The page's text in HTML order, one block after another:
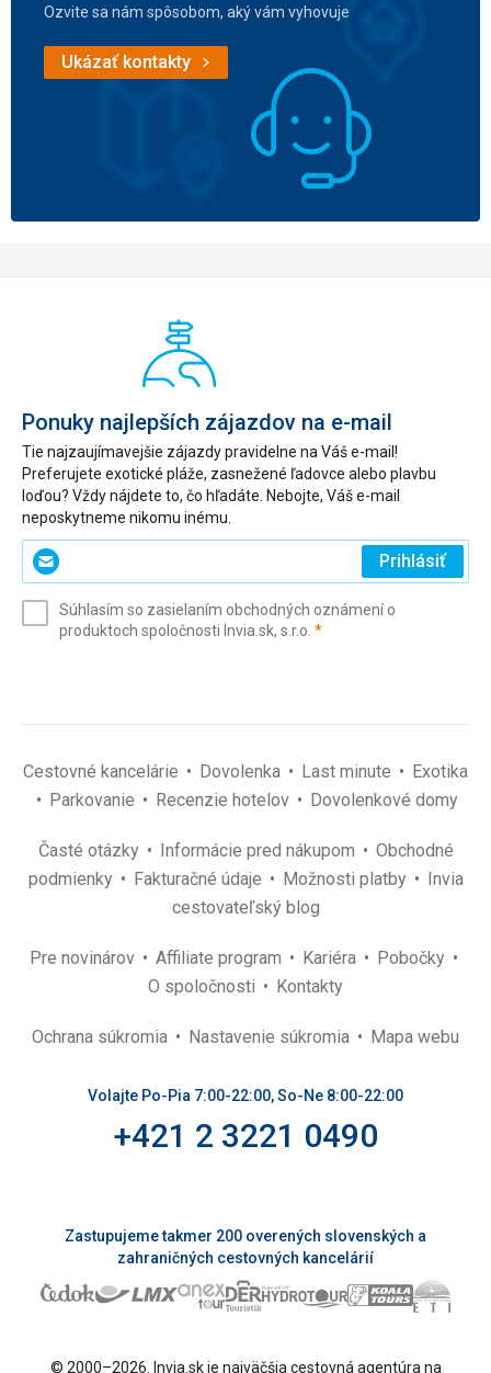
Ozvite sa nám spôsobom, aký vám vyhovuje
Ukázať kontakty
Ponuky najlepších zájazdov na e-mail
Tie najzaujímavejšie zájazdy pravidelne na Váš e-mail!
Preferujete exotické pláže, zasnežené ľadovce alebo plavbu
loďou? Vždy nájdete to, čo hľadáte. Nebojte, Váš e-mail
neposkytneme nikomu inému.
Zadajte
svoj
(povinné)
Prihlásiť
Súhlasím so zasielaním obchodných oznámení o
produktoch spoločnosti Invia.sk, s.r.o. *(povinné)
Cestovné kancelárie Dovolenka Last minute
Exotika
Parkovanie
Recenzie hotelov Dovolenkové domy
Časté otázky Informácie pred nákupom
Obchodné
podmienky
Fakturačné údaje Možnosti platby
Invia
cestovateľský blog
Pre novinárov Affiliate program Kariéra
Pobočky
O spoločnosti
Kontakty
Ochrana súkromia Nastavenie súkromia Mapa webu
Volajte Po-Pia 7:00-22:00, So-Ne 8:00-22:00
+421 2 3221 0490
Zastupujeme takmer 200 overených slovenských a
zahraničných cestovných kancelárií
© 2000–2026. Invia.sk je najväčšia cestovná agentúra na